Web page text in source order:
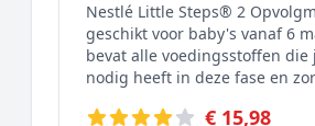
Nestlé Little Steps® 2
geschikt voor baby's vanaf 6
bevat alle voedingsstoffen die
nodig heeft in deze fase en
€ 15,98